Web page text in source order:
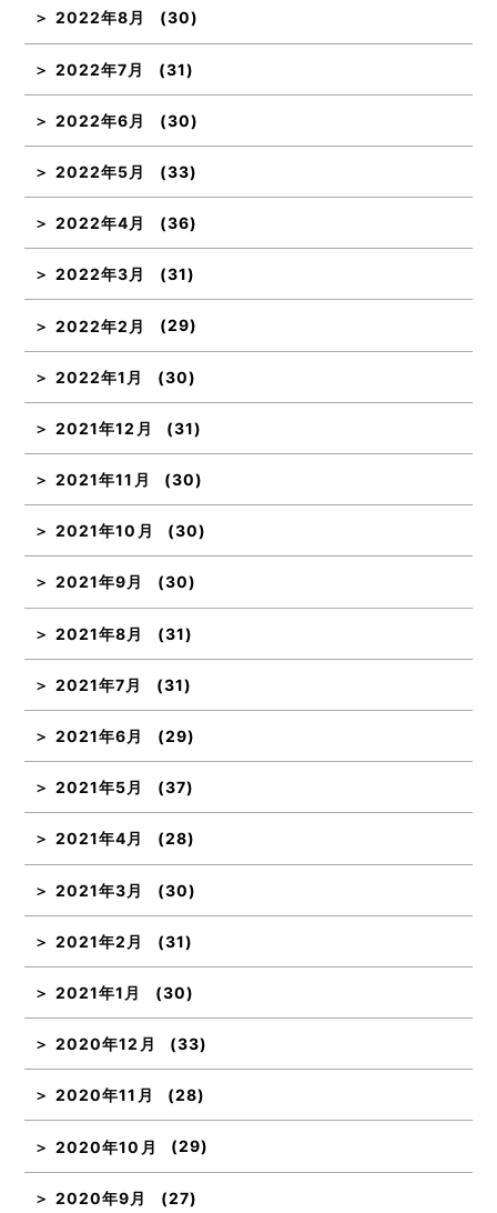
2022年8月 (30)
2022年7月 (31)
2022年6月 (30)
2022年5月 (33)
2022年4月 (36)
2022年3月 (31)
2022年2月 (29)
2022年1月 (30)
2021年12月 (31)
2021年11月 (30)
2021年10月 (30)
2021年9月 (30)
2021年8月 (31)
2021年7月 (31)
2021年6月 (29)
2021年5月 (37)
2021年4月 (28)
2021年3月 (30)
2021年2月 (31)
2021年1月 (30)
2020年12月 (33)
2020年11月 (28)
2020年10月 (29)
2020年9月 (27)